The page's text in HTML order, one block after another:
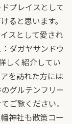
プレイスとして
ると思います。
スとして愛され
ダガヤサンドウ
しく紹介してい
を訪れた方には
グルテンフリー
ご覧ください。
神社も散策コー